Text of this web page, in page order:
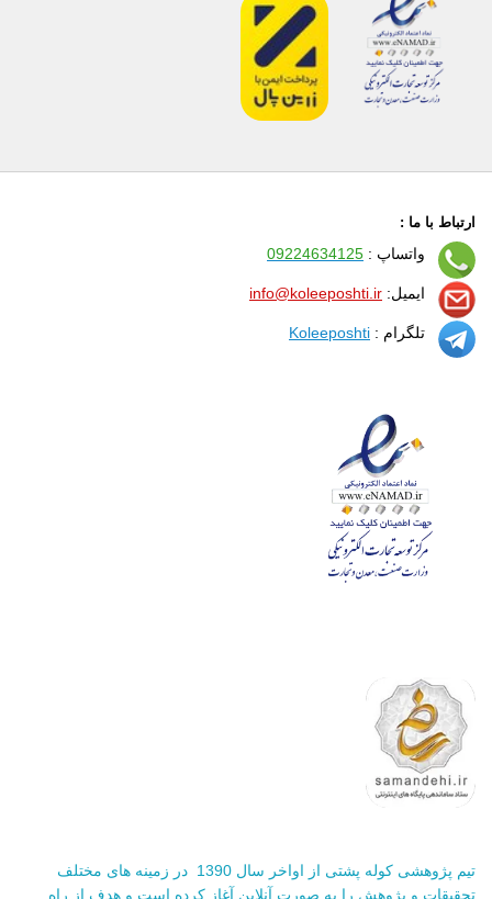
ارتباط با ما :
واتساپ : 09224634125
ایمیل: info@koleeposhti.ir
تلگرام : Koleeposhti
تیم پژوهشی کوله پشتی از اواخر سال 1390 در زمینه های مختلف
تحقیقات و پژوهش را به صورت آنلاین آغاز کرده است و هدف از راه